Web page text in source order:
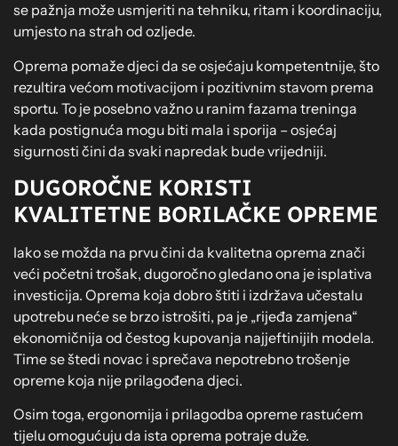
se pažnja može usmjeriti na tehniku, ritam i koordinaciju,
umjesto na strah od ozljede.
Oprema pomaže djeci da se osjećaju kompetentnije, što
rezultira većom motivacijom i pozitivnim stavom prema
sportu. To je posebno važno u ranim fazama treninga
kada postignuća mogu biti mala i sporija – osjećaj
sigurnosti čini da svaki napredak bude vrijedniji.
DUGOROČNE KORISTI
KVALITETNE BORILAČKE OPREME
Iako se možda na prvu čini da kvalitetna oprema znači
veći početni trošak, dugoročno gledano ona je isplativa
investicija. Oprema koja dobro štiti i izdržava učestalu
upotrebu neće se brzo istrošiti, pa je „rijeđa zamjena“
ekonomičnija od čestog kupovanja najjeftinijih modela.
Time se štedi novac i sprečava nepotrebno trošenje
opreme koja nije prilagođena djeci.
Osim toga, ergonomija i prilagodba opreme rastućem
tijelu omogućuju da ista oprema potraje duže.